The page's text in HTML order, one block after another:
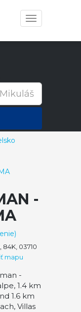
Toggle
navigation
-
03710
mapu
-
1.4 km
1.6 km
Villas